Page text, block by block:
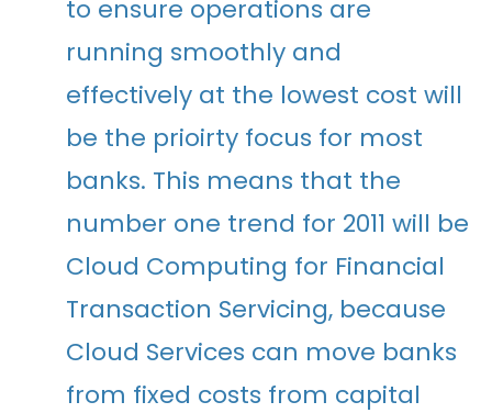
to ensure operations are
running smoothly and
effectively at the lowest cost will
be the prioirty focus for most
banks. This means that the
number one trend for 2011 will be
Cloud Computing for Financial
Transaction Servicing, because
Cloud Services can move banks
from fixed costs from capital